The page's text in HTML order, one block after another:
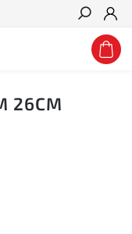
Hledat
26CM